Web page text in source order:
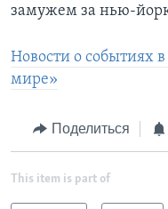
замужем за нью-
Новости о событиях
мире»
Поделиться
This item is part of